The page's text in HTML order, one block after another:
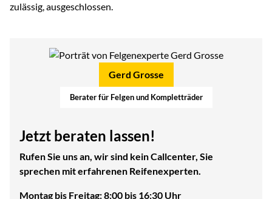
zulässig, ausgeschlossen.
Gerd Grosse
Berater für Felgen und Kompletträder
Jetzt beraten lassen!
Rufen Sie uns an, wir sind kein Callcenter, Sie
sprechen mit erfahrenen Reifenexperten.
Montag bis Freitag: 8:00 bis 16:30 Uhr